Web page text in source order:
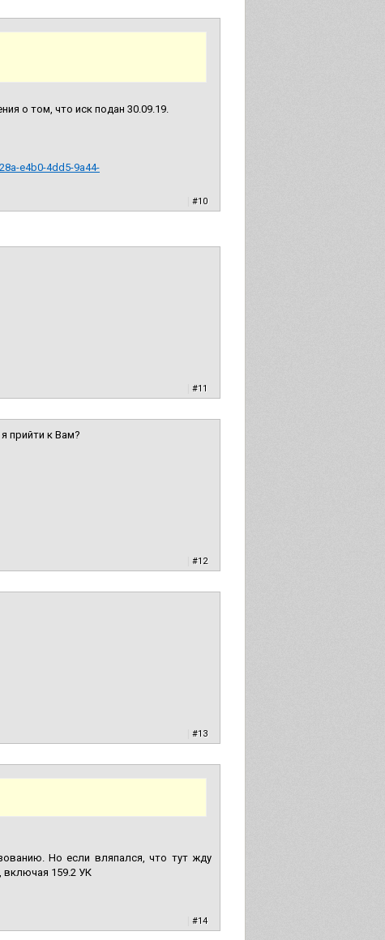
о том, что иск подан 30.09.19.
e4b0-4dd5-9a44-
#10
#11
прийти к Вам?
#12
#13
Но если вляпался, что тут жду
включая 159.2 УК
#14